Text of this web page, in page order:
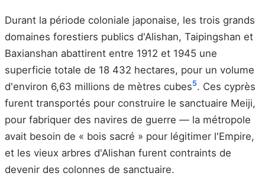
Durant la période coloniale japonaise, les trois grands
domaines forestiers publics d'Alishan, Taipingshan et
Baxianshan abattirent entre 1912 et 1945 une
superficie totale de 18 432 hectares, pour un volume
d'environ 6,63 millions de mètres cubes5. Ces cyprès
furent transportés pour construire le sanctuaire Meiji,
pour fabriquer des navires de guerre — la métropole
avait besoin de « bois sacré » pour légitimer l'Empire,
et les vieux arbres d'Alishan furent contraints de
devenir des colonnes de sanctuaire.